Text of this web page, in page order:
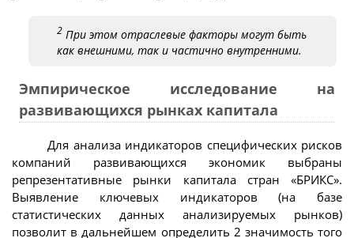
2 При этом отраслевые факторы могут быть
как внешними, так и частично внутренними.
Эмпирическое исследование на
развивающихся рынках капитала
Для анализа индикаторов специфических рисков
компаний развивающихся экономик выбраны
репрезентативные рынки капитала стран «БРИКС».
Выявление ключевых индикаторов (на базе
статистических данных анализируемых рынков)
позволит в дальнейшем определить 2 значимость того